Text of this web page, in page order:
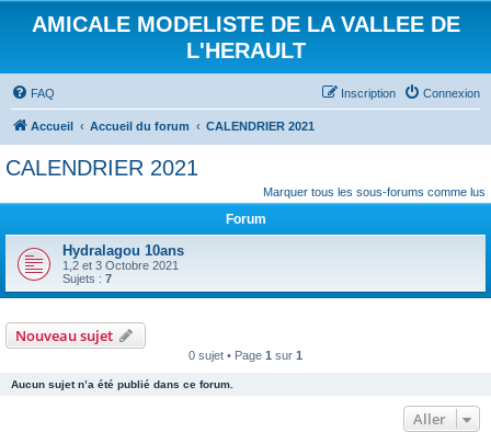
AMICALE MODELISTE DE LA VALLEE DE
L'HERAULT
FAQ Connexion
Inscription
Accueil Accueil du forum CALENDRIER 2021
CALENDRIER 2021
Marquer tous les sous-forums comme lus
Forum
Hydralagou 10ans
1,2 et 3 Octobre 2021
Sujets : 7
Nouveau sujet
0 sujet • Page 1 sur 1
Aucun sujet n’a été publié dans ce forum.
Aller